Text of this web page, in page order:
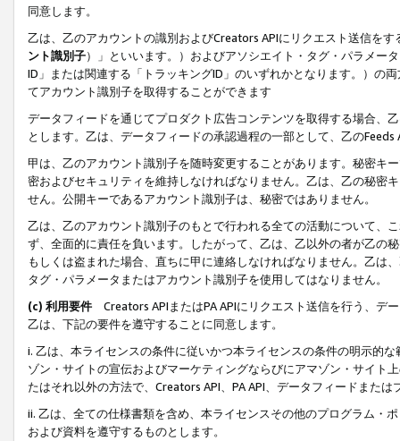
同意します。
乙は、乙のアカウントの識別およびCreators APIにリクエスト送信を
ント識別子）」といいます。）およびアソシエイト・タグ・パラメー
ID」または関連する「トラッキングID」のいずれかとなります。）の
てアカウント識別子を取得することができます
データフィードを通じてプロダクト広告コンテンツを取得する場合、
とします。乙は、データフィードの承認過程の一部として、乙の
甲は、乙のアカウント識別子を随時変更することがあります。秘密キ
密およびセキュリティを維持しなければなりません。乙は、乙の秘密
せん。公開キーであるアカウント識別子は、秘密ではありません。
乙は、乙のアカウント識別子のもとで行われる全ての活動について、
ず、全面的に責任を負います。したがって、乙は、乙以外の者が乙の
もしくは盗まれた場合、直ちに甲に連絡しなければなりません。乙は
タグ・パラメータまたはアカウント識別子を使用してはなりません。
(c) 利用要件 Creators APIまたはPA APIにリクエスト送信を行う、デ
乙は、下記の要件を遵守することに同意します。
i. 乙は、本ライセンスの条件に従いかつ本ライセンスの条件の明示的
ゾン・サイトの宣伝およびマーケティングならびにアマゾン・サイト
たはそれ以外の方法で、Creators API、PA API、データフィードまた
ii. 乙は、全ての仕様書類を含め、本ライセンスその他のプログラム・
および資料を遵守するものとします。